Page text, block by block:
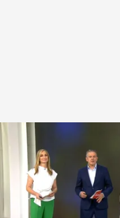
Las noticias, de la mano de
Redacción digital
14 JUN 2025 - 15:56h.
Irán responde a